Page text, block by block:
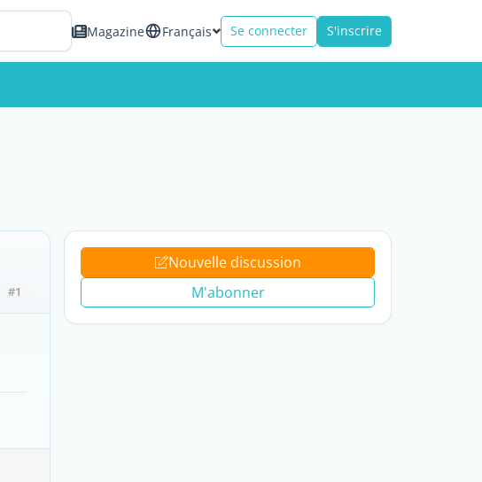
Magazine Français Se connecter S'inscrire
#1
Nouvelle discussion
M'abonner